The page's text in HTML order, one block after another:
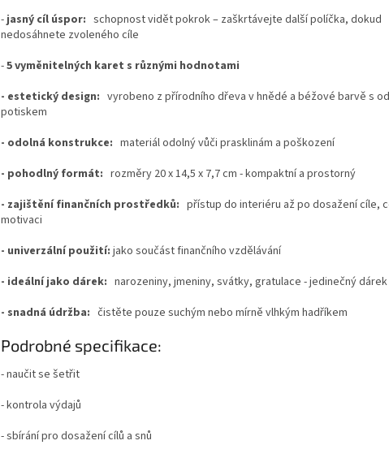
- jasný cíl úspor: schopnost vidět pokrok – zaškrtávejte další políčka, dokud
nedosáhnete zvoleného cíle
-5 vyměnitelných karet s různými hodnotami
- estetický design: vyrobeno z přírodního dřeva v hnědé a béžové barvě s
potiskem
- odolná konstrukce: materiál odolný vůči prasklinám a poškození
- pohodlný formát: rozměry 20 x 14,5 x 7,7 cm - kompaktní a prostorný
- zajištění finančních prostředků: přístup do interiéru až po dosažení cíle,
motivaci
- univerzální použití: jako součást finančního vzdělávání
- ideální jako dárek: narozeniny, jmeniny, svátky, gratulace - jedinečný dárek
- snadná údržba: čistěte pouze suchým nebo mírně vlhkým hadříkem
Podrobné specifikace:
- naučit se šetřit
- kontrola výdajů
- sbírání pro dosažení cílů a snů